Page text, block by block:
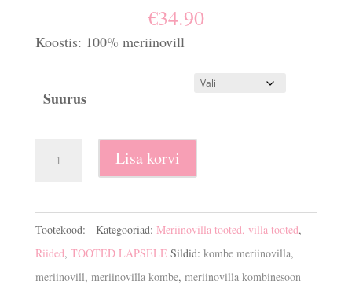
€34.90
Koostis: 100% meriinovill
Suurus
kombinesoon
Lisa korvi
Tootekood: - Kategooriad: Meriinovilla tooted, villa tooted,
Riided, TOOTED LAPSELE Sildid: kombe meriinovilla,
meriinovill, meriinovilla kombe, meriinovilla kombinesoon